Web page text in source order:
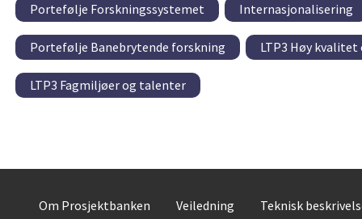
Portefølje Forskningssystemet Internasjonalisering
Portefølje Banebrytende forskning LTP3 Høy
LTP3 Fagmiljøer og talenter
Om Prosjektbanken Veiledning Teknisk